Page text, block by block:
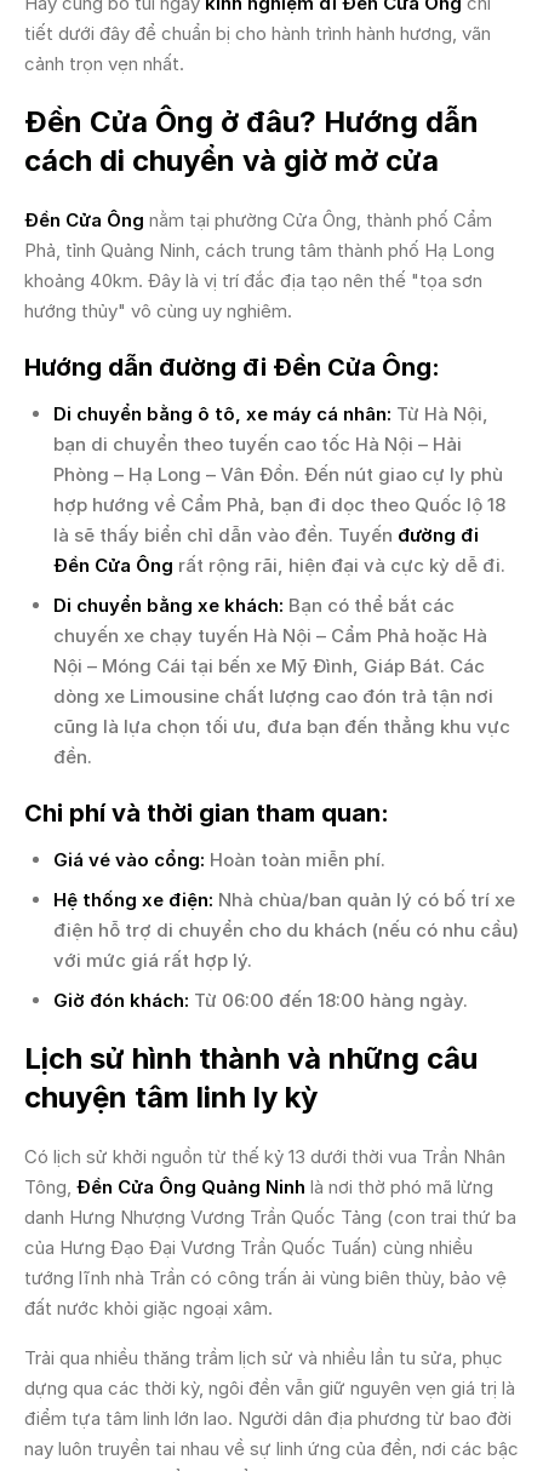
tiết dưới đây để chuẩn bị cho hành trình hành hương, vãn
cảnh trọn vẹn nhất.
Đền Cửa Ông ở đâu? Hướng dẫn
cách di chuyển và giờ mở cửa
Đền Cửa Ông nằm tại phường Cửa Ông, thành phố Cẩm
Phả, tỉnh Quảng Ninh, cách trung tâm thành phố Hạ Long
khoảng 40km. Đây là vị trí đắc địa tạo nên thế "tọa sơn
hướng thủy" vô cùng uy nghiêm.
Hướng dẫn đường đi Đền Cửa Ông:
Di chuyển bằng ô tô, xe máy cá nhân: Từ Hà Nội,
bạn di chuyển theo tuyến cao tốc Hà Nội – Hải
Phòng – Hạ Long – Vân Đồn. Đến nút giao cự ly phù
hợp hướng về Cẩm Phả, bạn đi dọc theo Quốc lộ 18
là sẽ thấy biển chỉ dẫn vào đền. Tuyến đường đi
Đền Cửa Ông rất rộng rãi, hiện đại và cực kỳ dễ đi.
Di chuyển bằng xe khách: Bạn có thể bắt các
chuyến xe chạy tuyến Hà Nội – Cẩm Phả hoặc Hà
Nội – Móng Cái tại bến xe Mỹ Đình, Giáp Bát. Các
dòng xe Limousine chất lượng cao đón trả tận nơi
cũng là lựa chọn tối ưu, đưa bạn đến thẳng khu vực
đền.
Chi phí và thời gian tham quan:
Giá vé vào cổng: Hoàn toàn miễn phí.
Hệ thống xe điện: Nhà chùa/ban quản lý có bố trí xe
điện hỗ trợ di chuyển cho du khách (nếu có nhu cầu)
với mức giá rất hợp lý.
Giờ đón khách: Từ 06:00 đến 18:00 hàng ngày.
Lịch sử hình thành và những câu
chuyện tâm linh ly kỳ
Có lịch sử khởi nguồn từ thế kỷ 13 dưới thời vua Trần Nhân
Tông, Đền Cửa Ông Quảng Ninh là nơi thờ phó mã lừng
danh Hưng Nhượng Vương Trần Quốc Tảng (con trai thứ ba
của Hưng Đạo Đại Vương Trần Quốc Tuấn) cùng nhiều
tướng lĩnh nhà Trần có công trấn ải vùng biên thùy, bảo vệ
đất nước khỏi giặc ngoại xâm.
Trải qua nhiều thăng trầm lịch sử và nhiều lần tu sửa, phục
dựng qua các thời kỳ, ngôi đền vẫn giữ nguyên vẹn giá trị là
điểm tựa tâm linh lớn lao. Người dân địa phương từ bao đời
nay luôn truyền tai nhau về sự linh ứng của đền, nơi các bậc